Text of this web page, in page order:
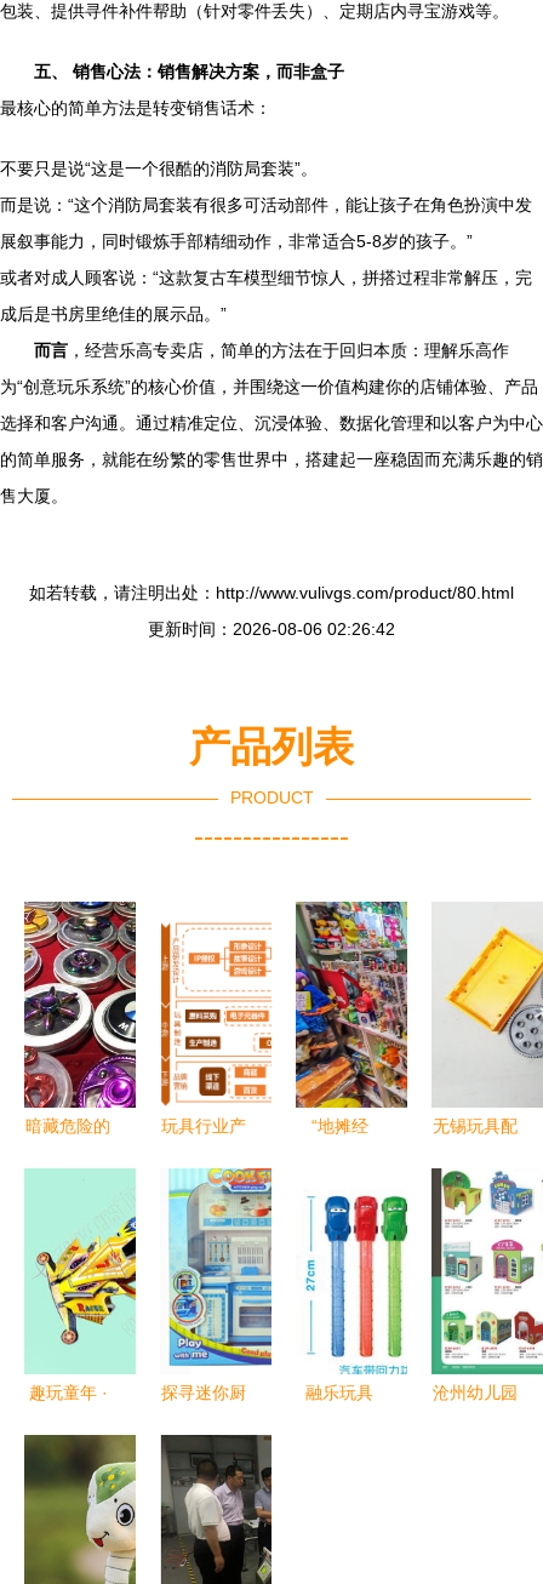
包装、提供寻件补件帮助（针对零件丢失）、定期店内寻宝游戏等。
五、 销售心法：销售解决方案，而非盒子
最核心的简单方法是转变销售话术：
不要只是说“这是一个很酷的消防局套装”。
而是说：“这个消防局套装有很多可活动部件，能让孩子在角色扮演中发
展叙事能力，同时锻炼手部精细动作，非常适合5-8岁的孩子。”
或者对成人顾客说：“这款复古车模型细节惊人，拼搭过程非常解压，完
成后是书房里绝佳的展示品。”
而言 ，经营乐高专卖店，简单的方法在于回归本质：理解乐高作
为“创意玩乐系统”的核心价值，并围绕这一价值构建你的店铺体验、产品
选择和客户沟通。通过精准定位、沉浸体验、数据化管理和以客户为中心
的简单服务，就能在纷繁的零售世界中，搭建起一座稳固而充满乐趣的销
售大厦。
如若转载，请注明出处：http://www.vulivgs.com/product/80.html
更新时间：2026-08-06 02:26:42
产品列表
PRODUCT
----------------
暗藏危险的
热销300多
个，谁在埋
单？
玩具行业产
棋局 数字
化营销与全
渠道布局
“地摊经
几种小摊
玩具销售日
入两千的秘
密
无锡玩具配
打造玩具销
售新亮点
趣玩童年 ·
风筝厂益智
玩具推荐 |
带娃必入清
单
探寻迷你厨
价格 厂家
直销与外玩
具商城渠道
解析
融乐玩具
沧州幼儿园